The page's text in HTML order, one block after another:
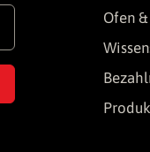
Ofen